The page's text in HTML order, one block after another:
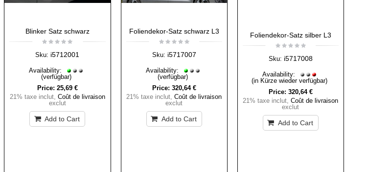
Blinker Satz schwarz
Sku: i5712001
Availability:
(verfügbar)
Price: 25,69 €
21% taxe inclut, Coût de livraison
exclut
Add to Cart
Foliendekor-Satz schwarz L3
Sku: i5717007
Availability:
(verfügbar)
Price: 320,64 €
21% taxe inclut,Coût de livraison
exclut
Add to Cart
Foliendekor-Satz silber L3
Sku: i5717008
Availability:
(in Kürze wieder verfügbar)
Price: 320,64 €
21% taxe inclut,Coût de livraison
exclut
Add to Cart